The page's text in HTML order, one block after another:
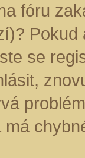
fóru
se